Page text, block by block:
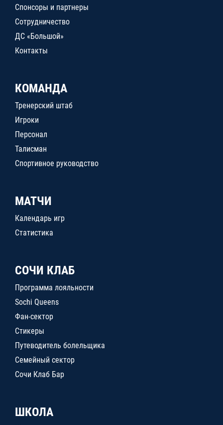
Спонсоры и партнеры
Сотрудничество
ДС «Большой»
Контакты
КОМАНДА
Тренерский штаб
Игроки
Персонал
Талисман
Спортивное руководство
МАТЧИ
Календарь игр
Статистика
СОЧИ КЛАБ
Программа лояльности
Sochi Queens
Фан-сектор
Стикеры
Путеводитель болельщика
Семейный сектор
Сочи Клаб Бар
ШКОЛА